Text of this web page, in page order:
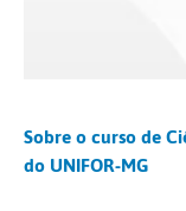
Sobre o curso de
do UNIFOR-MG